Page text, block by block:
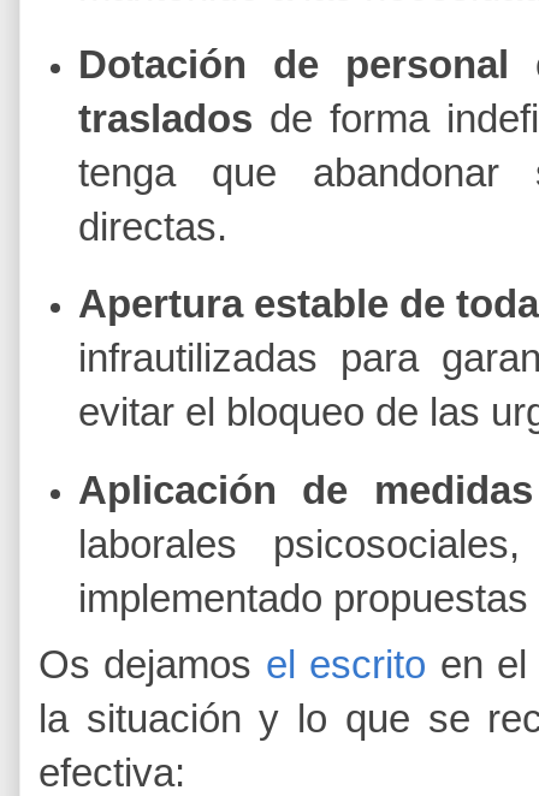
Dotación de
traslados de forma
tenga que abandonar
directas.
Apertura estable de
infrautilizadas para
evitar el bloqueo de las
Aplicación de
laborales
implementado
Os dejamos el escrito en el
la situación y lo que se
efectiva: